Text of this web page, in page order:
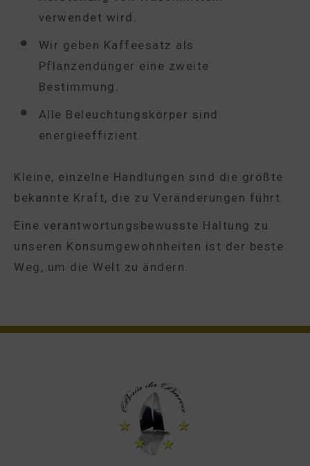
verwendet wird.
Wir geben Kaffeesatz als
Pflanzendünger eine zweite
Bestimmung.
Alle Beleuchtungskörper sind
energieeffizient.
Kleine, einzelne Handlungen sind die größte
bekannte Kraft, die zu Veränderungen führt.
Eine verantwortungsbewusste Haltung zu
unseren Konsumgewohnheiten ist der beste
Weg, um die Welt zu ändern.